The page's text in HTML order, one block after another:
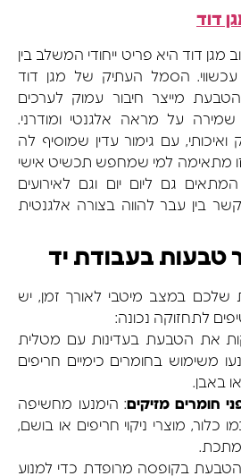
דוד
דוד היא פריט ייחודי המשלב בין
עכשווי. הסמל העתיק של מגן דוד
מייצר חיבור עמוק לערכים
שמירה על מראה אלגנטי ומודרני.
עם גימור עדין שמוסיף לה
מתאימה למי שמחפש תכשיט אישי
גם ליום יום וגם לאירועים
בין עבר להווה בצורה אלגנטית
טבעות בעבודת יד
במצב מיטבי לאורך זמן, יש
לתחזוקה נכונה:
את הטבעת בעדינות עם מטלית
משימוש בחומרים כימיים חריפים
באבן.
חומרים מזיקים: הימנעו מחשיפה
מוצרי ניקוי חריפים או בושם,
בקופסה מרופדת כדי למנוע